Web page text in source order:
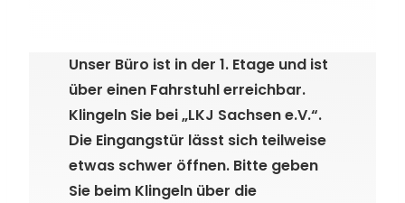
Unser Büro ist in der 1. Etage und ist
über einen Fahrstuhl erreichbar.
Klingeln Sie bei „LKJ Sachsen e.V.“.
Die Eingangstür lässt sich teilweise
etwas schwer öffnen. Bitte geben
Sie beim Klingeln über die